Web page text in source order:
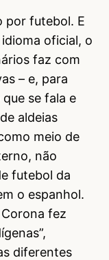
por futebol. E
oficial, o
faz com
– e, para
se fala e
aldeias
meio de
não
futebol da
o espanhol.
fez
diferentes